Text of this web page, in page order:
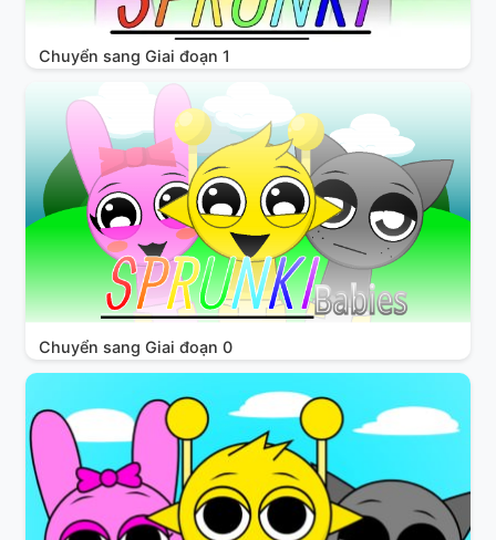
Chuyển sang Giai đoạn 1
Chuyển sang Giai đoạn 0